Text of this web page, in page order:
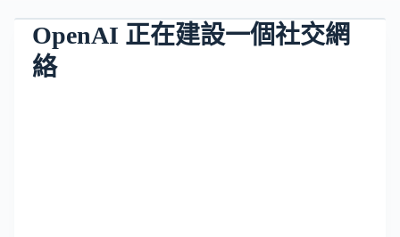
OpenAI 正在建設一個社交網
絡